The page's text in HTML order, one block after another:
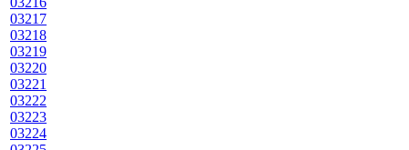
03217
03218
03219
03220
03221
03222
03223
03224